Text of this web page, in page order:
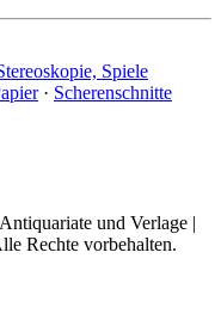
Spiele
· Scherenschnitte
und Verlage |
Rechte vorbehalten.